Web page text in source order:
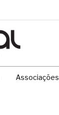
Associações